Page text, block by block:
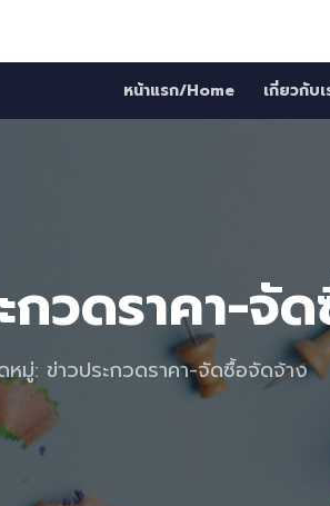
หน้าแรก/Home เกี่ยวกับ
วดราคา-จั
หมู่: ข่าวประกวดราคา-จัดซื้อจัดจ้าง